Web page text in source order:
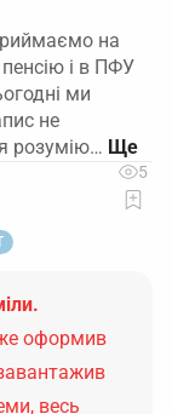
на
і в ПФУ
ми
не
розумію…
5
оформив
весь